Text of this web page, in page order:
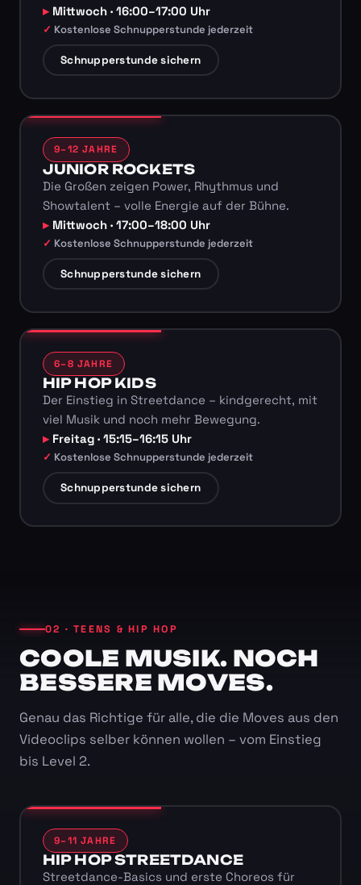
Mittwoch · 16:00–17:00 Uhr
Kostenlose Schnupperstunde jederzeit
Schnupperstunde sichern
9–12 JAHRE
JUNIOR ROCKETS
Die Großen zeigen Power, Rhythmus und
Showtalent – volle Energie auf der Bühne.
Mittwoch · 17:00–18:00 Uhr
Kostenlose Schnupperstunde jederzeit
Schnupperstunde sichern
6–8 JAHRE
HIP HOP KIDS
Der Einstieg in Streetdance – kindgerecht, mit
viel Musik und noch mehr Bewegung.
Freitag · 15:15–16:15 Uhr
Kostenlose Schnupperstunde jederzeit
Schnupperstunde sichern
02 · TEENS & HIP HOP
COOLE MUSIK. NOCH
BESSERE MOVES.
Genau das Richtige für alle, die die Moves aus den
Videoclips selber können wollen – vom Einstieg
bis Level 2.
9–11 JAHRE
HIP HOP STREETDANCE
Streetdance-Basics und erste Choreos für